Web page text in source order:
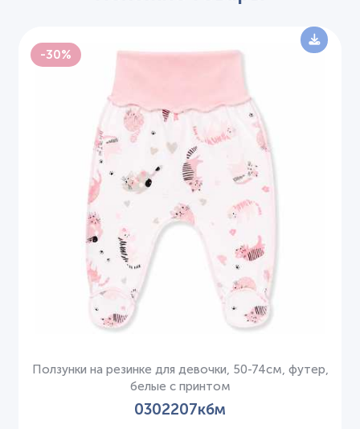
-30%
Ползунки на резинке для девочки, 50-74см, футер,
белые с принтом
0302207кбм